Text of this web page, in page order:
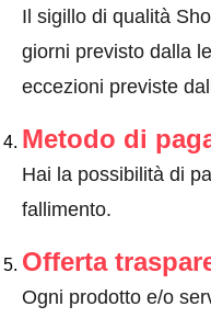
Il sigillo di qualità
giorni previsto dalla
eccezioni previste
Metodo di
Hai la possibilità di
fallimento.
Offerta
Ogni prodotto e/o